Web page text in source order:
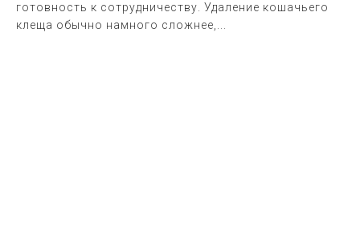
готовность к сотрудничеству. Удаление кошачьего
клеща обычно намного сложнее,...